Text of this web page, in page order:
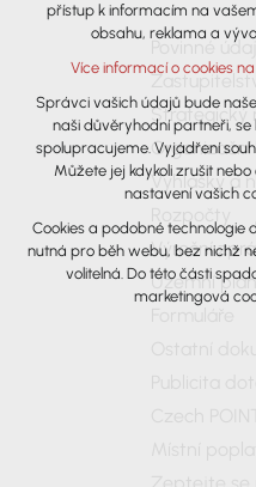
Povinné
Strategický
Vyhlášky a
Výroční
Územní
přihlášení, volby jazyka,
analytická pro
vyhodnocení návštěvnosti
marketingová cookies
Více informací o cookies na
Přijmout všechny
Odmítnout
přístup k informacím na
obsahu, reklama a
Více informací o cookies
Správci vašich údajů bude
naši důvěryhodní partneři, se
spolupracujeme. Vyjádření
Můžete jej kdykoli zrušit
nastavení vašich
Cookies a podobné technologie
nutná pro běh webu, bez nichž
volitelná. Do této části
marketingová